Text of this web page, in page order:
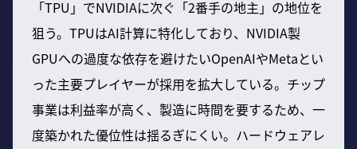
「TPU」でNVIDIAに次ぐ「2番手の地主」の地位を
狙う。TPUはAI計算に特化しており、NVIDIA製
GPUへの過度な依存を避けたいOpenAIやMetaとい
った主要プレイヤーが採用を拡大している。チップ
事業は利益率が高く、製造に時間を要するため、一
度築かれた優位性は揺るぎにくい。ハードウェアレ